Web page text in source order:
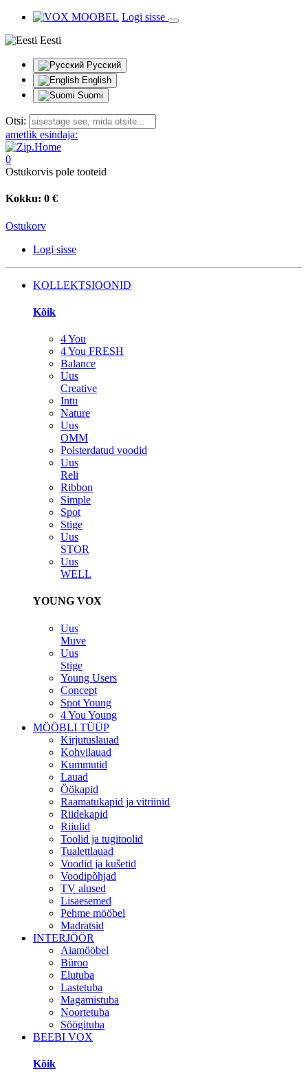
Logi sisse
Eesti
Русский
English
Suomi
Otsi:
ametlik esindaja:
0
Ostukorvis pole tooteid
Kokku: 0 €
Ostukorv
Logi sisse
KOLLEKTSIOONID
Kõik
4 You
4 You FRESH
Balance
Uus
Creative
Intu
Nature
Uus
OMM
Polsterdatud voodid
Uus
Reli
Ribbon
Simple
Spot
Stige
Uus
STOR
Uus
WELL
YOUNG VOX
Uus
Muve
Uus
Stige
Young Users
Concept
Spot Young
4 You Young
MÖÖBLI TÜÜP
Kirjutuslauad
Kohvilauad
Kummutid
Lauad
Öökapid
Raamatukapid ja vitriinid
Riidekapid
Riiulid
Toolid ja tugitoolid
Tualettlauad
Voodid ja kušetid
Voodipõhjad
TV alused
Lisaesemed
Pehme mööbel
Madratsid
INTERJÖÖR
Aiamööbel
Büroo
Elutuba
Lastetuba
Magamistuba
Noortetuba
Söögituba
BEEBI VOX
Kõik